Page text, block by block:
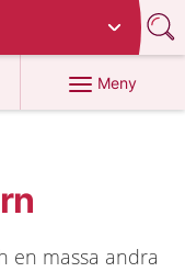
Meny
en massa andra